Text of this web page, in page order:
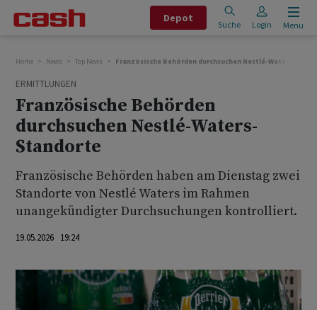
Depot
Suche Login Menu
Home News Top News Französische Behörden durchsuchen Nestlé-Waters-
ERMITTLUNGEN
Französische Behörden
durchsuchen Nestlé-Waters-
Standorte
Französische Behörden haben am Dienstag zwei
Standorte von Nestlé Waters im Rahmen
unangekündigter Durchsuchungen kontrolliert.
19.05.2026 19:24